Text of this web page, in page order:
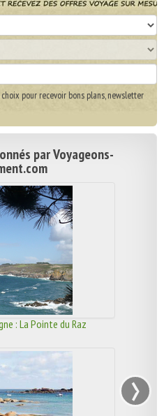
pour recevoir bons plans, newsletter
par Voyageons-
: La Pointe du Raz
›